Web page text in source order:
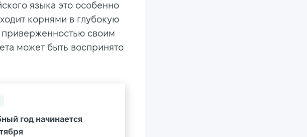
языка это особенно
корнями в глубокую
приверженностью своим
может быть воспринято
год начинается